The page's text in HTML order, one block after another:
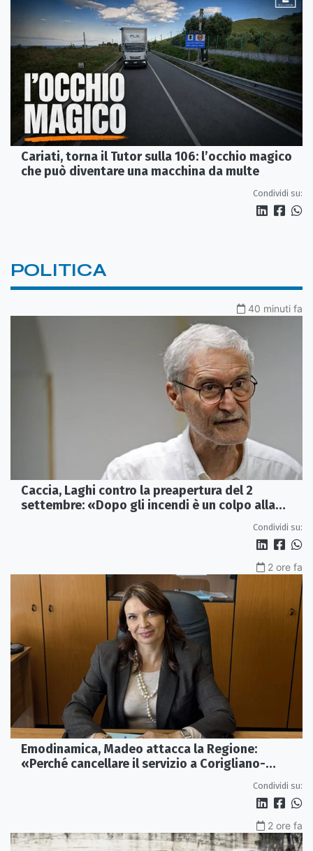
Cariati, torna il Tutor sulla 106: l’occhio magico
che può diventare una macchina da multe
Condividi su:
POLITICA
40 minuti fa
Caccia, Laghi contro la preapertura del 2
settembre: «Dopo gli incendi è un colpo alla
Condividi su:
2 ore fa
Emodinamica, Madeo attacca la Regione:
«Perché cancellare il servizio a Corigliano-
Condividi su:
2 ore fa